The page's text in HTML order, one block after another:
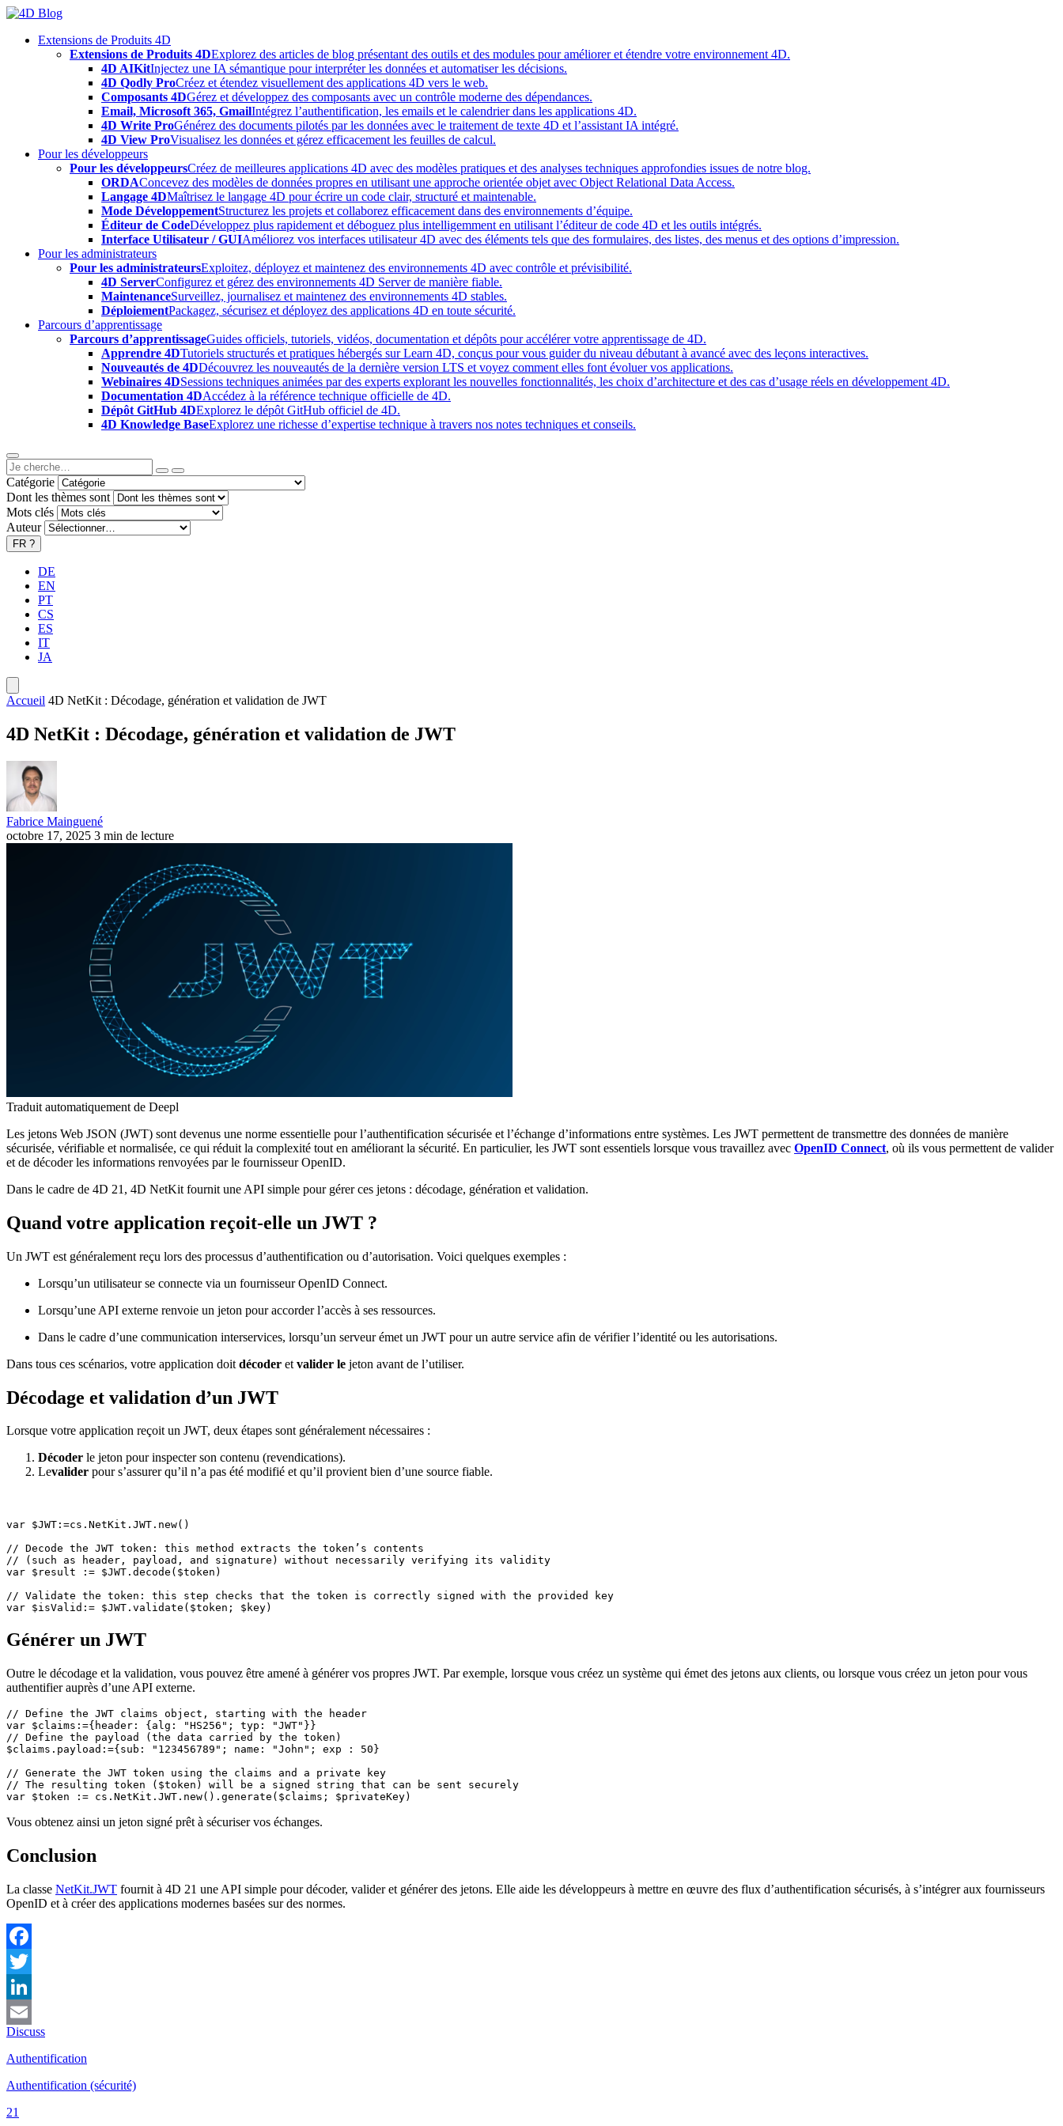
Skip
contentExtensions de Produits 4D
Extensions de Produits 4DExplorez des articles de blog présentant des outils et des modules pour améliorer et étendre votre environnement 4D.
4D AIKitInjectez une IA sémantique pour interpréter les données et automatiser les décisions.
4D Qodly ProCréez et étendez visuellement des applications 4D vers le web.
Composants 4DGérez et développez des composants avec un contrôle moderne des dépendances.
Email, Microsoft 365, GmailIntégrez l’authentification, les emails et le calendrier dans les applications 4D.
4D Write ProGénérez des documents pilotés par les données avec le traitement de texte 4D et l’assistant IA intégré.
4D View ProVisualisez les données et gérez efficacement les feuilles de calcul.
Pour les développeurs
Pour les développeursCréez de meilleures applications 4D avec des modèles pratiques et des analyses techniques approfondies issues de notre blog.
ORDAConcevez des modèles de données propres en utilisant une approche orientée objet avec Object Relational Data Access.
Langage 4DMaîtrisez le langage 4D pour écrire un code clair, structuré et maintenable.
Mode DéveloppementStructurez les projets et collaborez efficacement dans des environnements d’équipe.
Éditeur de CodeDéveloppez plus rapidement et déboguez plus intelligemment en utilisant l’éditeur de code 4D et les outils intégrés.
Interface Utilisateur / GUIAméliorez vos interfaces utilisateur 4D avec des éléments tels que des formulaires, des listes, des menus et des options d’impression.
Pour les administrateurs
Pour les administrateursExploitez, déployez et maintenez des environnements 4D avec contrôle et prévisibilité.
4D ServerConfigurez et gérez des environnements 4D Server de manière fiable.
MaintenanceSurveillez, journalisez et maintenez des environnements 4D stables.
DéploiementPackagez, sécurisez et déployez des applications 4D en toute sécurité.
Parcours d’apprentissage
Parcours d’apprentissageGuides officiels, tutoriels, vidéos, documentation et dépôts pour accélérer votre apprentissage de 4D.
Apprendre 4DTutoriels structurés et pratiques hébergés sur Learn 4D, conçus pour vous guider du niveau débutant à avancé avec des leçons interactives.
Nouveautés de 4DDécouvrez les nouveautés de la dernière version LTS et voyez comment elles font évoluer vos applications.
Webinaires 4DSessions techniques animées par des experts explorant les nouvelles fonctionnalités, les choix d’architecture et des cas d’usage réels en développement 4D.
Documentation 4DAccédez à la référence technique officielle de 4D.
Dépôt GitHub 4DExplorez le dépôt GitHub officiel de 4D.
4D Knowledge BaseExplorez une richesse d’expertise technique à travers nos notes techniques et conseils.
Catégorie
Dont les thèmes sont
Mots clés
Auteur
FR ?
DE
EN
PT
CS
ES
IT
JA
Accueil 4D NetKit : Décodage, génération et validation de JWT
4D NetKit : Décodage, génération et validation de JWT
Fabrice Mainguené
octobre 17, 2025 3 min de lecture
Traduit automatiquement de Deepl
Les jetons Web JSON (JWT) sont devenus une norme essentielle pour l’authentification sécurisée et l’échange d’informations entre systèmes. Les JWT permettent de transmettre des données de manière
sécurisée, vérifiable et normalisée, ce qui réduit la complexité tout en améliorant la sécurité. En particulier, les JWT sont essentiels lorsque vous travaillez avec OpenID Connect, où ils vous permettent de valider
et de décoder les informations renvoyées par le fournisseur OpenID.
Dans le cadre de 4D 21, 4D NetKit fournit une API simple pour gérer ces jetons : décodage, génération et validation.
Quand votre application reçoit-elle un JWT ?
Un JWT est généralement reçu lors des processus d’authentification ou d’autorisation. Voici quelques exemples :
Lorsqu’un utilisateur se connecte via un fournisseur OpenID Connect.
Lorsqu’une API externe renvoie un jeton pour accorder l’accès à ses ressources.
Dans le cadre d’une communication interservices, lorsqu’un serveur émet un JWT pour un autre service afin de vérifier l’identité ou les autorisations.
Dans tous ces scénarios, votre application doit décoder et valider le jeton avant de l’utiliser.
Décodage et validation d’un JWT
Lorsque votre application reçoit un JWT, deux étapes sont généralement nécessaires :
Décoder le jeton pour inspecter son contenu (revendications).
Levalider pour s’assurer qu’il n’a pas été modifié et qu’il provient bien d’une source fiable.
var $JWT:=cs.NetKit.JWT.new()
// Decode the JWT token: this method extracts the token’s contents
// (such as header, payload, and signature) without necessarily verifying its validity
var $result := $JWT.decode($token)
// Validate the token: this step checks that the token is correctly signed with the provided key
var $isValid:= $JWT.validate($token; $key)
Générer un JWT
Outre le décodage et la validation, vous pouvez être amené à générer vos propres JWT. Par exemple, lorsque vous créez un système qui émet des jetons aux clients, ou lorsque vous créez un jeton pour vous
authentifier auprès d’une API externe.
// Define the JWT claims object, starting with the header
var $claims:={header: {alg: "HS256"; typ: "JWT"}}
// Define the payload (the data carried by the token)
$claims.payload:={sub: "123456789"; name: "John"; exp : 50}
// Generate the JWT token using the claims and a private key
// The resulting token ($token) will be a signed string that can be sent securely
var $token := cs.NetKit.JWT.new().generate($claims; $privateKey)
Vous obtenez ainsi un jeton signé prêt à sécuriser vos échanges.
Conclusion
La classe NetKit.JWT fournit à 4D 21 une API simple pour décoder, valider et générer des jetons. Elle aide les développeurs à mettre en œuvre des flux d’authentification sécurisés, à s’intégrer aux fournisseurs
OpenID et à créer des applications modernes basées sur des normes.
Facebook
Twitter
LinkedIn
Email
Discuss
Authentification
Authentification (sécurité)
21